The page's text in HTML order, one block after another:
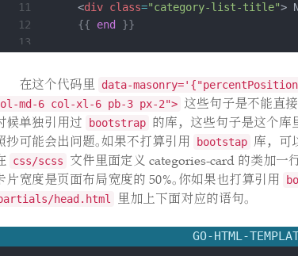
11
<div class="category-list-title">
12
{{ end
}}
13
15
<
$topaginate := slice
}}
17
{{ range $k, $v :=
18
{{ $topaginate = $topaginate |
Data.Plural "/" $v.Term )) }}
19
{{ end }}
<!--生成名为 $topaginate
y，并且保留了它们作为分类法的数据结构-->
20
aginate 并分页，一般默认分页是10个1页-->
在这个代码里 data-
md-6 col-xl-6 pb-3 px-2"> 这些句子是不能直
候单独引用过
bootstrap 的库，这些句子是这个库
抄可能会出问题。如果不打算引用
bootstap 库，可
css/scss 文件里面定义 categories-card 的类加一
片宽度是页面布局宽度的 50%。你如果也打算引用
head.html 里加上下面对应的语句。
GO-HTML-